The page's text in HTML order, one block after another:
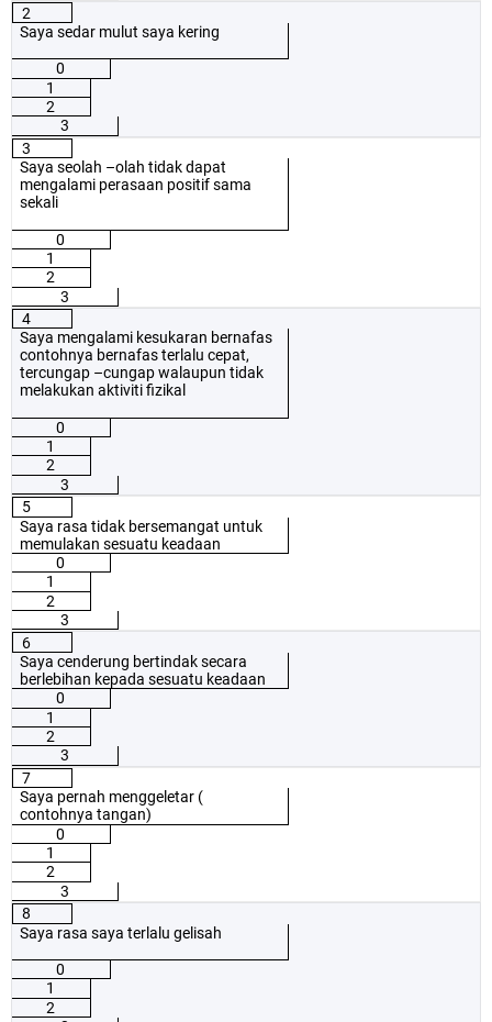
2
Saya sedar mulut saya kering
0
1
2
3
3
Saya seolah –olah tidak dapat
mengalami perasaan positif sama
sekali
0
1
2
3
4
Saya mengalami kesukaran bernafas
contohnya bernafas terlalu cepat,
tercungap –cungap walaupun tidak
melakukan aktiviti fizikal
0
1
2
3
5
Saya rasa tidak bersemangat untuk
memulakan sesuatu keadaan
0
1
2
3
6
Saya cenderung bertindak secara
berlebihan kepada sesuatu keadaan
0
1
2
3
7
Saya pernah menggeletar (
contohnya tangan)
0
1
2
3
8
Saya rasa saya terlalu gelisah
0
1
2